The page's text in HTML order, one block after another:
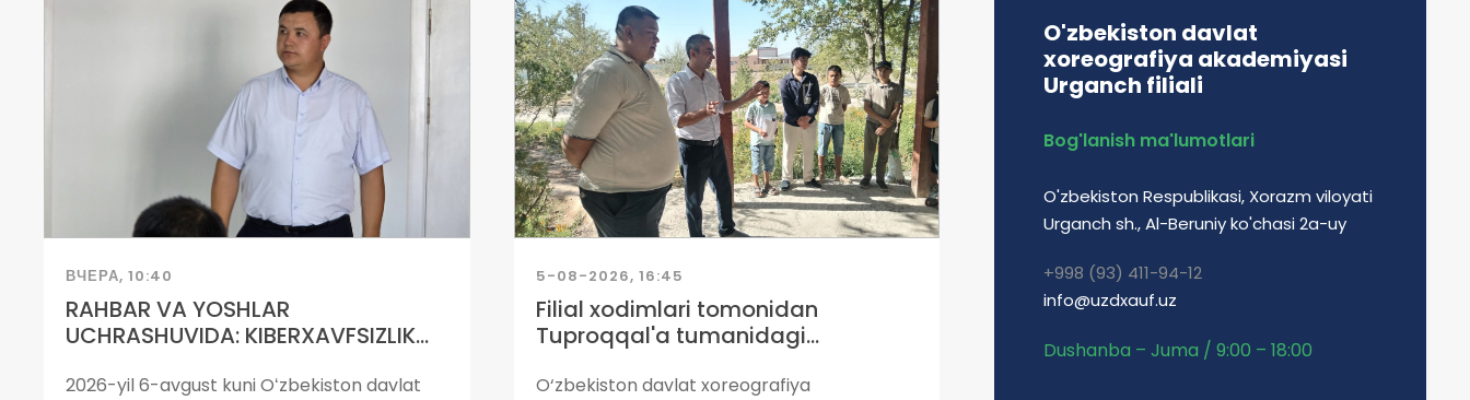
ВЧЕРА, 10:40
RAHBAR VA YOSHLAR
UCHRASHUVIDA: KIBERXAVFSIZLIK...
2026-yil 6-avgust kuni Oʻzbekiston davlat
5-08-2026, 16:45
Filial xodimlari tomonidan
Tuproqqal'a tumanidagi...
O‘zbekiston davlat xoreografiya
O'zbekiston davlat
xoreografiya akademiyasi
Urganch filiali
Bog'lanish ma'lumotlari
O'zbekiston Respublikasi, Xorazm viloyati
Urganch sh., Al-Beruniy ko'chasi 2a-uy
+998 (93) 411-94-12
info@uzdxauf.uz
Dushanba – Juma / 9:00 – 18:00